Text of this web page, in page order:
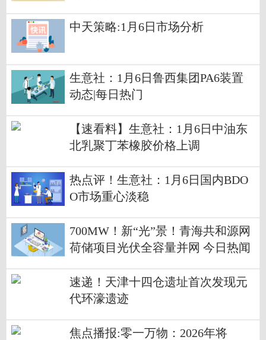
中天策略:1月6日市场分析
生意社：1月6日鲁西集团PA6装置
动态|每日热门
【速看料】生意社：1月6日中油东
北乳聚丁苯橡胶价格上调
热点评！生意社：1月6日国内BDO
O市场重心淡稳
700MW！新“光”景！青海共和源网
荷储项目光伏全容量并网 今日热闻
速递！天津十四仓遗址首次发现元
代环濠遗迹
焦点播报:零一万物：2026年将